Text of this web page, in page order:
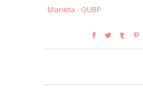
Marieta - QUBP